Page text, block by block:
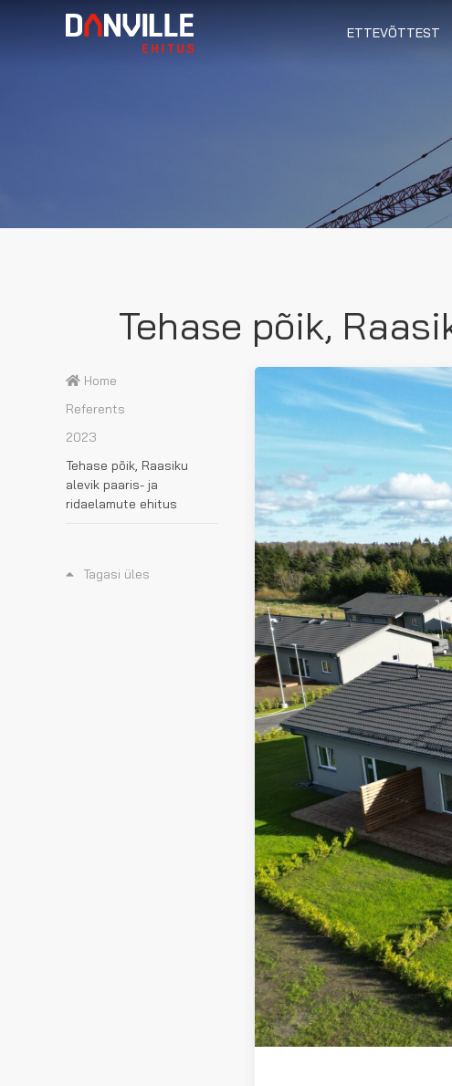
ETTEVÕTTEST
Tehase põik,
Home
Referents
2023
Tehase põik, Raasiku
alevik paaris- ja
ridaelamute ehitus
Tagasi üles